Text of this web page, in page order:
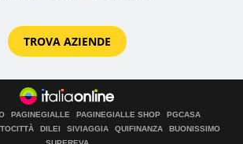
TROVA AZIENDE
PAGINEGIALLE PAGINEGIALLE SHOP
PGCASA
DILEI SIVIAGGIA QUIFINANZA
BUONISSIMO